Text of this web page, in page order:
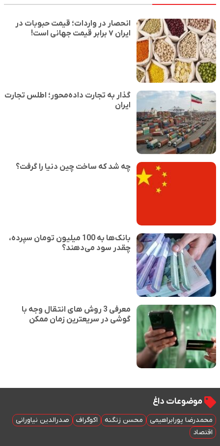
انحصار در واردات؛ قیمت حبوبات در
ایران ۷ برابر قیمت جهانی است!
گذار به تجارت داده‌محور؛ اطلس تجارت
ایران
چه شد که ساخت چین دنیا را گرفت؟
بانک‌ها به 100 میلیون تومان سپرده،
چقدر سود می‌دهند؟
معرفی 3 روش های انتقال وجه با
گوشی در سریعترین زمان ممکن
موضوعات داغ
محمدرضا پورابراهیمی محسن زنگنه اکوگراف
صدرالدین نیاورانی
اقتصاد